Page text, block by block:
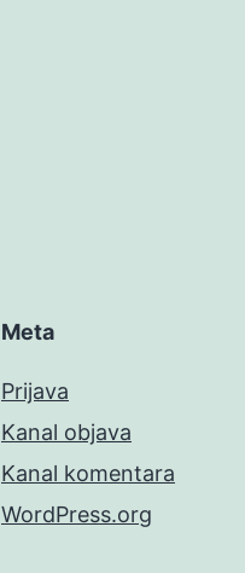
Meta
Prijava
Kanal objava
Kanal komentara
WordPress.org